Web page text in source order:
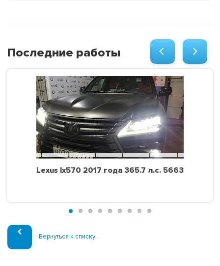
Последние работы
Lexus lx570 2017 года 365.7 л.с. 5663
Вернуться к списку